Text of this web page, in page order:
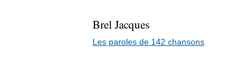
Brel Jacques
Les paroles de 142 chansons